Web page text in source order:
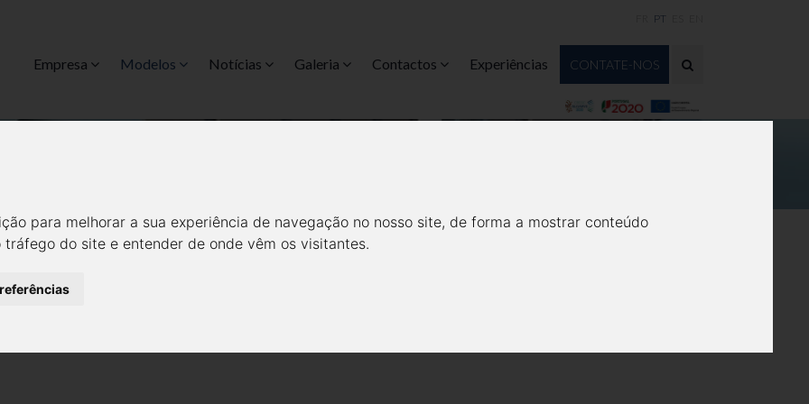
para melhorar a sua experiência de navegação no nosso site, de forma a mostrar conteúdo
do site e entender de onde vêm os visitantes.
Empresa Modelos Notícias Galeria Contactos Experiências CONTATE-NOS
PT
9.0